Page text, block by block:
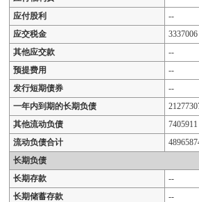
应付股利
--
应交税金
3337006
其他应交款
--
预提费用
--
发行短期债券
--
一年内到期的长期负债
其他流动负债
7405911
流动负债合计
长期负债
长期存款
--
长期储蓄存款
--